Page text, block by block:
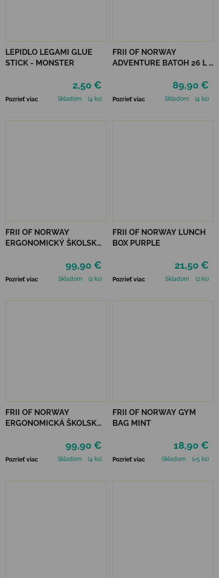
LEPIDLO LEGAMI GLUE
STICK - MONSTER
2,50 €
Pozrieť viac Skladom (4 ks)
FRII OF NORWAY
ADVENTURE BATOH 26 L -
89,90 €
Pozrieť viac Skladom (4 ks)
FRII OF NORWAY
ERGONOMICKÝ ŠKOLSKÝ
99,90 €
Pozrieť viac Skladom (2 ks)
FRII OF NORWAY LUNCH
BOX PURPLE
21,50 €
Pozrieť viac Skladom (2 ks)
FRII OF NORWAY
ERGONOMICKÁ ŠKOLSKÁ
UNICORN PURPLE99,90 €
Pozrieť viac Skladom (4 ks)
FRII OF NORWAY GYM
BAG MINT
18,90 €
Pozrieť viac Skladom (>5 ks)